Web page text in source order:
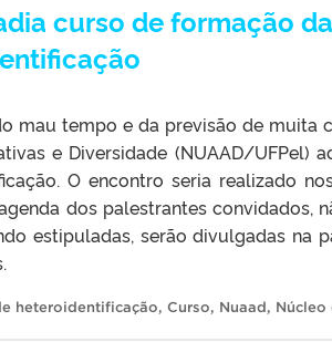
curso de formação
mau tempo e da previsão de muita
e Diversidade (NUAAD/UFPel)
O encontro seria realizado
dos palestrantes convidados,
estipuladas, serão divulgadas na
heteroidentificação, Curso, Nuaad, Núcleo